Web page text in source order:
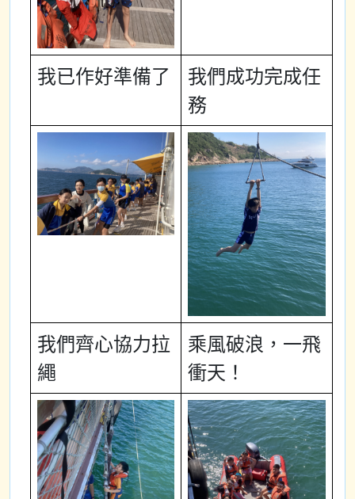
我已作好準備了
我們成功完成任
務
我們齊心協力拉
繩
乘風破浪，一飛
衝天！